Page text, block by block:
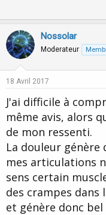
Nossolar
Moderateur
18 Avril 2017
J'ai difficile à
même avis, alors
de mon ressenti.
La douleur génère
mes articulations
sens certain
des crampes dans
et génère donc